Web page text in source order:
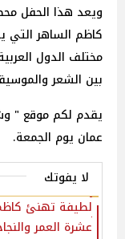
ويعد هذا الحفل
كاظم الساهر
مختلف الدول
بين الشعر
يقدم لكم موقع "
عمان يوم الجمعة.
لا يفوتك
لطيفة تهنئ
عشرة العمر